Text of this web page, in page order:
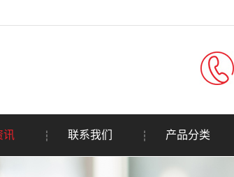
讯 联系我们 产品分类